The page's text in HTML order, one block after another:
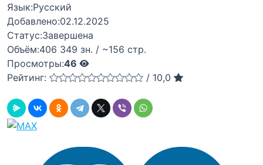
Язык:Русский
Добавлено:02.12.2025
Статус:Завершена
Объём:406 349 зн. / ~156 стр.
Просмотры:46
Рейтинг:
/ 10,0